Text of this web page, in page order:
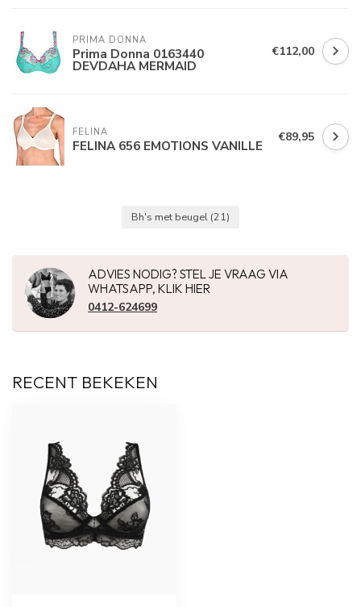
PRIMA DONNA
Prima Donna 0163440
DEVDAHA MERMAID
€112,00
FELINA
FELINA 656 EMOTIONS VANILLE €89,95
Bh's met beugel (21)
ADVIES NODIG? STEL JE VRAAG VIA
WHATSAPP, KLIK HIER
0412-624699
RECENT BEKEKEN